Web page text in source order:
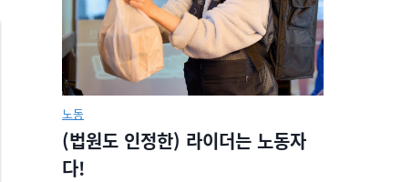
노동
(법원도 인정한) 라이더는 노동자
다!